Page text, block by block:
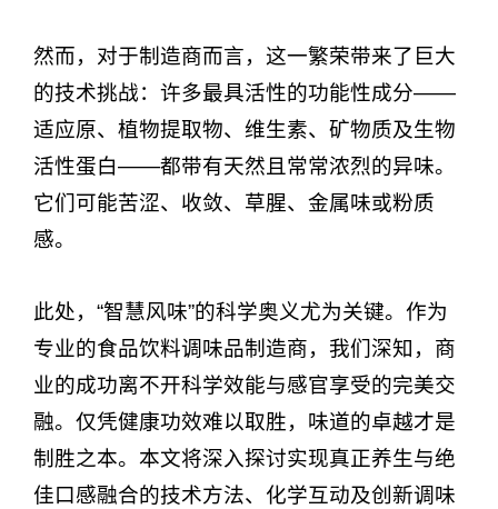
然而，对于制造商而言，这一繁荣带来了巨大
的技术挑战：许多最具活性的功能性成分——
适应原、植物提取物、维生素、矿物质及生物
活性蛋白——都带有天然且常常浓烈的异味。
它们可能苦涩、收敛、草腥、金属味或粉质
感。
此处，“智慧风味”的科学奥义尤为关键。作为
专业的食品饮料调味品制造商，我们深知，商
业的成功离不开科学效能与感官享受的完美交
融。仅凭健康功效难以取胜，味道的卓越才是
制胜之本。本文将深入探讨实现真正养生与绝
佳口感融合的技术方法、化学互动及创新调味